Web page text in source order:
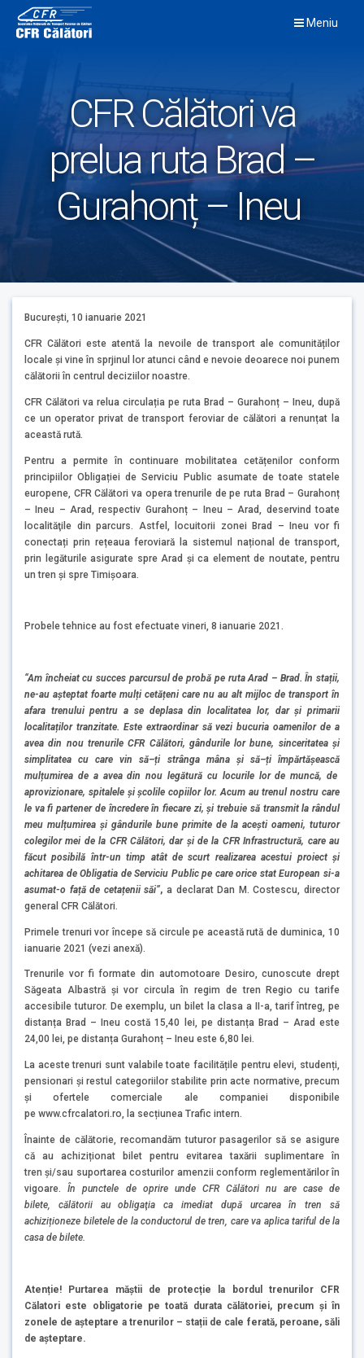
content
Meniu
CFR Călători va
prelua ruta Brad –
Gurahonț – Ineu
București, 10 ianuarie 2021
CFR Călători este atentă la nevoile de transport ale comunităților
locale și vine în sprjinul lor atunci când e nevoie deoarece noi punem
călătorii în centrul deciziilor noastre.
CFR Călători va relua circulația pe ruta Brad – Gurahonț – Ineu, după
ce un operator privat de transport feroviar de călători a renunțat la
această rută.
Pentru a permite în continuare mobilitatea cetățenilor conform
principiilor Obligației de Serviciu Public asumate de toate statele
europene, CFR Călători va opera trenurile de pe ruta Brad – Gurahonț
– Ineu – Arad, respectiv Gurahonț – Ineu – Arad, deservind toate
localităţile din parcurs. Astfel, locuitorii zonei Brad – Ineu vor fi
conectați prin rețeaua feroviară la sistemul național de transport,
prin legăturile asigurate spre Arad și ca element de noutate, pentru
un tren și spre Timișoara.
Probele tehnice au fost efectuate vineri, 8 ianuarie 2021.
“Am încheiat cu succes parcursul de probă pe ruta Arad – Brad.În stații,
ne-au așteptat foarte mulți cetățeni care nu au alt mijloc de transport în
afara trenului pentru a se deplasa din localitatea lor, dar și primarii
localitaților tranzitate. Este extraordinar să vezi bucuria oamenilor de a
avea din nou trenurile CFR Călători, gândurile lor bune, sinceritateași
simplitatea cu care vin să–ți strânga mâna și să–țiîmpărtășească
mulțumirea de a avea din nou legătură cu locurile lor de muncă, de
aprovizionare, spitalele șișcolile copiilor lor. Acum au trenul nostru care
le va fi partener de încredereîn fiecare zi,și trebuie sătransmit la rândul
meu mulțumirea și gândurile bune primite de la acești oameni, tuturor
colegilor mei de la CFR Călători, dar și de la CFR Infrastructură, care au
făcut posibilă într-un timp atât de scurt realizarea acestui proiect și
achitarea de Obligatia de Serviciu Public pe care orice stat European si-a
asumat-o față de cetațenii săi”,a declarat Dan M. Costescu, director
general CFR Călători.
Primele trenuri vor începe să circule pe această rută de duminica, 10
ianuarie 2021 (vezi anexă).
Trenurile vor fi formate din automotoare Desiro, cunoscute drept
Săgeata Albastră și vor circula în regim de tren Regio cu tarife
accesibile tuturor. De exemplu, un bilet la clasa a II-a, tarif întreg, pe
distanța Brad – Ineu costă 15,40 lei, pe distanța Brad – Arad este
24,00 lei, pe distanța Gurahonț – Ineu este 6,80 lei.
La aceste trenuri sunt valabile toate facilitățile pentru elevi, studenți,
pensionari și restul categoriilor stabilite prin acte normative, precum
și ofertele comerciale ale companiei disponibile
pe www.cfrcalatori.ro, la secțiunea Trafic intern.
Înainte de călătorie, recomandăm tuturor pasagerilor să se asigure
că au achiziționat bilet pentru evitarea taxării suplimentare în
tren și/sau suportarea costurilor amenzii conform reglementărilor în
vigoare.În punctele de oprire unde CFR Călători nu are case de
bilete, călătorii au obligaţia ca imediat după urcarea în tren să
achiziționeze biletele de la conductorul de tren, care va aplica tariful de la
casa de bilete.
Atenție! Purtarea măștii de protecție la bordul trenurilor CFR
Călatori este obligatorie pe toată durata călătoriei, precum și în
zonele de așteptare a trenurilor – stații de cale ferată, peroane, săli
de așteptare.